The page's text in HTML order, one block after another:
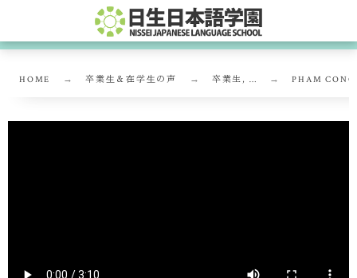
HOME 卒業⽣＆在学⽣の声 卒業生, … PHAM